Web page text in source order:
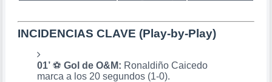
INCIDENCIAS CLAVE (Play-by-Play)
01’⚽ Gol de O&M: Ronaldiño Caicedo
marca a los 20 segundos (1-0).